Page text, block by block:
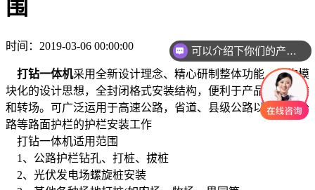
围
时间：2019-03-06 00:00:00
打钻一体机采用全新设计理念、精心研制整体功能，结构模
块化的设计思想，全封闭格式安装结构，便利于产品快速安装
和转场。可广泛运用于高速公路，省道、县级公路以及山区公
路等路面护栏的护栏安装工作
打钻一体机适用范围
1、公路护栏钻孔、打桩、拔桩
2、光伏发电场螺旋桩安装
可以介绍下你们的产品么